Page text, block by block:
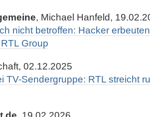
, Michael Hanfeld,
nicht betroffen: Hacker
Group
02.12.2025
TV-Sendergruppe: RTL streicht